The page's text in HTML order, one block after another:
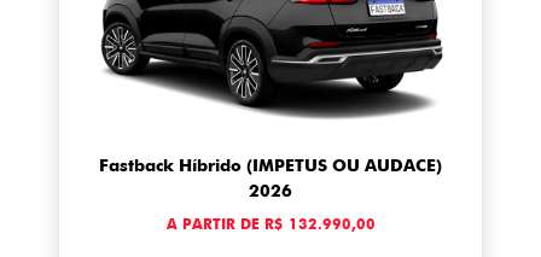
Fastback Híbrido (IMPETUS OU AUDACE)
2026
A PARTIR DE R$ 132.990,00